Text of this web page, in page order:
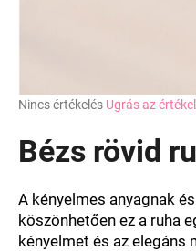
A
átlagos
értékelése
ből
0,0
csillag.
Nincs értékelés Ugrás az
Bézs rövid
A kényelmes anyagnak
köszönhetően ez a ruha
kényelmet és az elegáns